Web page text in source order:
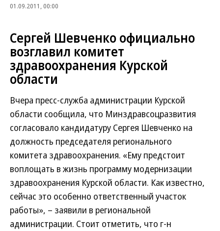
01.09.2011, 00:00
Сергей Шевченко официально
возглавил комитет
здравоохранения Курской
области
Вчера пресс-служба администрации Курской
области сообщила, что Минздравсоцразвития
согласовало кандидатуру Сергея Шевченко на
должность председателя регионального
комитета здравоохранения. «Ему предстоит
воплощать в жизнь программу модернизации
здравоохранения Курской области. Как известно,
сейчас это особенно ответственный участок
работы», – заявили в региональной
администрации. Стоит отметить, что г-н